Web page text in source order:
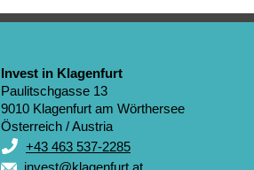
Invest in Klagenfurt
Paulitschgasse 13
9010 Klagenfurt am Wörthersee
Österreich / Austria
+43 463 537-2285
invest@klagenfurt.at